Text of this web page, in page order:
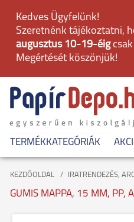
Kedves Ügyfelünk!
Szeretnénk tájékoztatni,
augusztus 10-19-éig csak
Megértését köszönjük!
TERMÉKKATEGÓRIÁK
KEZDŐOLDAL IRATRENDEZÉS,
GUMIS MAPPA, 15 MM, PP,